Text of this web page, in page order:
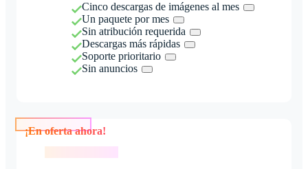
Cinco descargas de imágenes al mes
Un paquete por mes
Sin atribución requerida
Descargas más rápidas
Soporte prioritario
Sin anuncios